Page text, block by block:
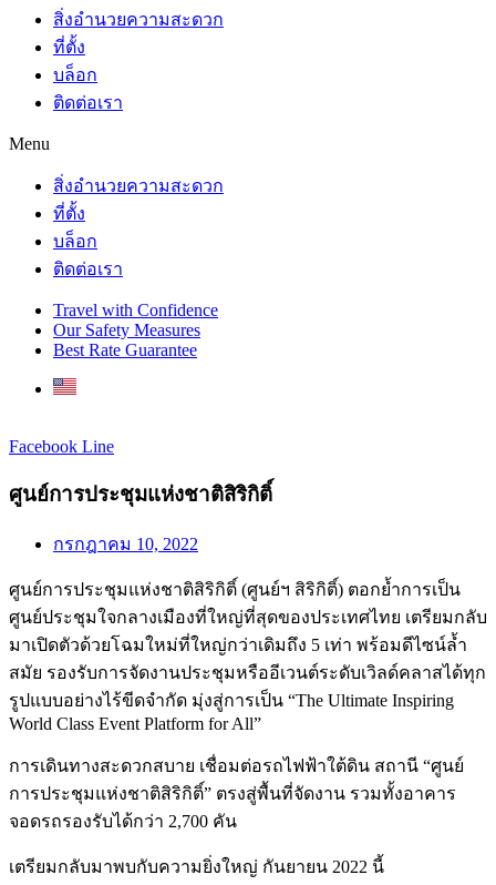
สิ่งอำนวยความสะดวก
ที่ตั้ง
บล็อก
ติดต่อเรา
Menu
สิ่งอำนวยความสะดวก
ที่ตั้ง
บล็อก
ติดต่อเรา
Travel with Confidence
Our Safety Measures
Best Rate Guarantee
Facebook Line
ศูนย์การประชุมแห่งชาติสิริกิติ์
กรกฎาคม 10, 2022
ศูนย์การประชุมแห่งชาติสิริกิติ์ (ศูนย์ฯ สิริกิติ์) ตอกย้ำการเป็น
ศูนย์ประชุมใจกลางเมืองที่ใหญ่ที่สุดของประเทศไทย เตรียมกลับ
มาเปิดตัวด้วยโฉมใหม่ที่ใหญ่กว่าเดิมถึง 5 เท่า พร้อมดีไซน์ล้ำ
สมัย รองรับการจัดงานประชุมหรืออีเวนต์ระดับเวิลด์คลาสได้ทุก
รูปแบบอย่างไร้ขีดจำกัด มุ่งสู่การเป็น “The Ultimate Inspiring
World Class Event Platform for All”
การเดินทางสะดวกสบาย เชื่อมต่อรถไฟฟ้าใต้ดิน สถานี “ศูนย์
การประชุมแห่งชาติสิริกิติ์” ตรงสู่พื้นที่จัดงาน รวมทั้งอาคาร
จอดรถรองรับได้กว่า 2,700 คัน
เตรียมกลับมาพบกับความยิ่งใหญ่ กันยายน 2022 นี้